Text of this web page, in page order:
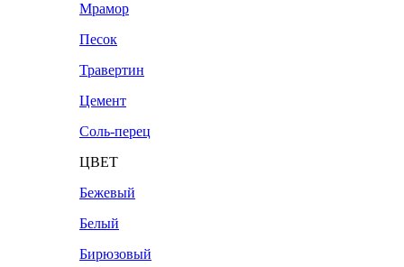
Мрамор
Песок
Травертин
Цемент
Соль-перец
ЦВЕТ
Бежевый
Белый
Бирюзовый